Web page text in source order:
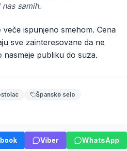
samih.
ispunjeno smehom. Cena
sve zainteresovane da ne
publiku do suza.
Špansko selo
Viber WhatsApp